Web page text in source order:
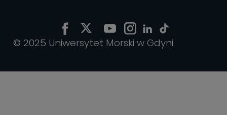
© 2025 Uniwersytet Morski w Gdyni